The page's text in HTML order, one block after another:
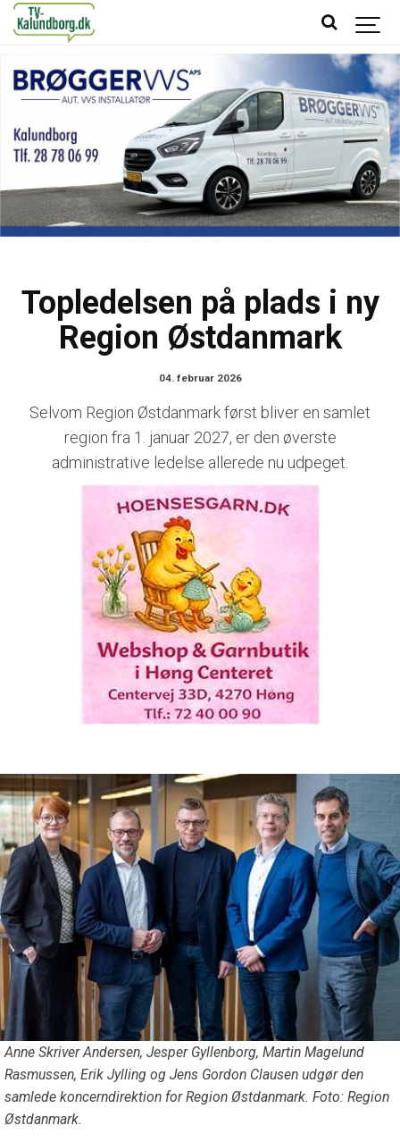
Topledelsen på plads i ny
Region Østdanmark
04. februar 2026
Selvom Region Østdanmark først bliver en samlet
region fra 1. januar 2027, er den øverste
administrative ledelse allerede nu udpeget.
Anne Skriver Andersen, Jesper Gyllenborg, Martin Magelund
Rasmussen, Erik Jylling og Jens Gordon Clausen udgør den
samlede koncerndirektion for Region Østdanmark. Foto: Region
Østdanmark.